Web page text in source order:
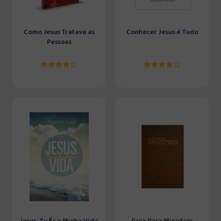
Como Jesus Tratava as
Pessoas
Conhecer Jesus é Tudo